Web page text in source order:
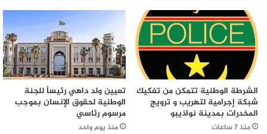
الشرطة الوطنية تتمكن من تفكيك
شبكة إجرامية لتهريب و ترويج
المخدرات بمدينة نواذيبو
منذ 7 ساعات
تعيين ولد داهي رئيساً للجنة
الوطنية لحقوق الإنسان بموجب
مرسوم رئاسي
منذ يوم واحد